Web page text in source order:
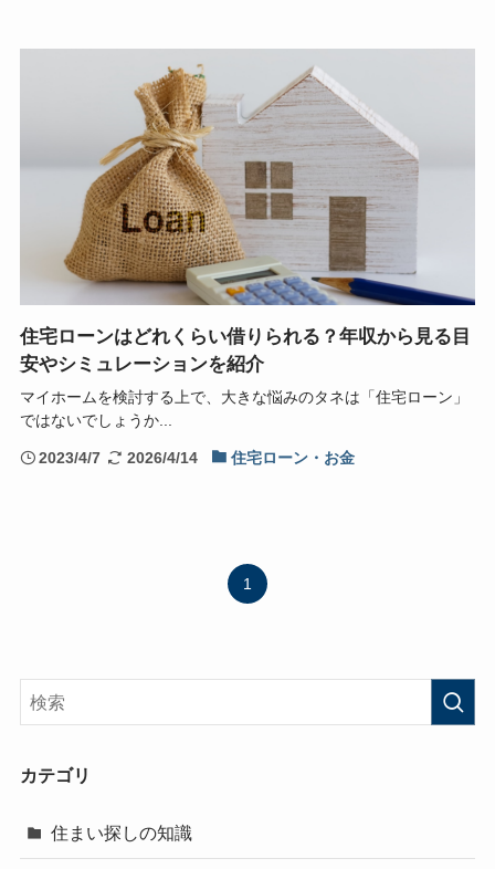
住宅ローンはどれくらい借りられる？年収から見る目
安やシミュレーションを紹介
マイホームを検討する上で、大きな悩みのタネは「住宅ローン」
ではないでしょうか...
2023/4/7 2026/4/14 住宅ローン・お金
1
カテゴリ
住まい探しの知識